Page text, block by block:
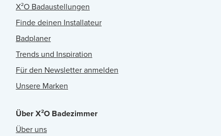
X²O Badaustellungen
Finde deinen Installateur
Badplaner
Trends und Inspiration
Für den Newsletter anmelden
Unsere Marken
Über X²O Badezimmer
Über uns